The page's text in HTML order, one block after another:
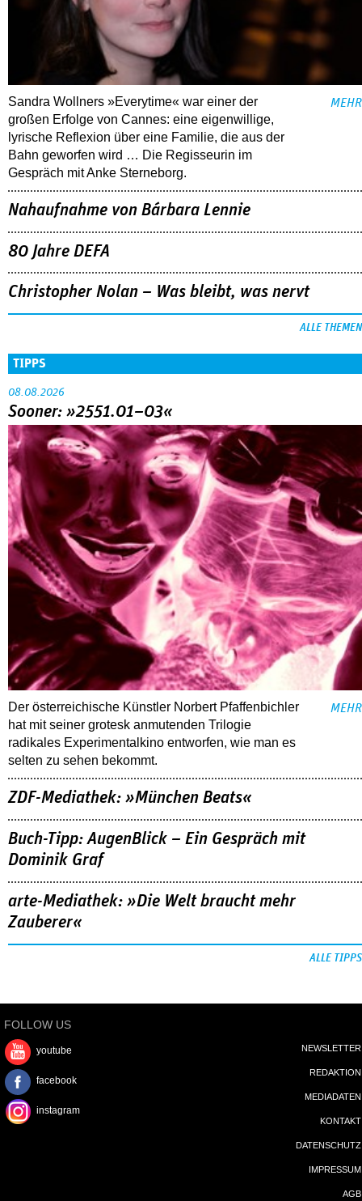
Sandra Wollners »Everytime« war einer der
großen Erfolge von Cannes: eine eigenwillige,
lyrische Reflexion über eine ­Familie, die aus der
Bahn geworfen wird … Die Regisseurin im
Gespräch mit Anke Sterneborg.
MEHR
Nahaufnahme von Bárbara Lennie
80 Jahre DEFA
Christopher Nolan – Was bleibt, was nervt
ALLE THEMEN
TIPPS
08.08.2026
Sooner: »2551.01–03«
Der österreichische Künstler Norbert Pfaffenbichler
hat mit seiner grotesk anmutenden Trilogie
radikales Experimentalkino entworfen, wie man es
selten zu sehen bekommt.
MEHR
ZDF-Mediathek: »München Beats«
Buch-Tipp: AugenBlick – Ein Gespräch mit
Dominik Graf
arte-Mediathek: »Die Welt braucht mehr
Zauberer«
ALLE TIPPS
FOLLOW US
youtube
facebook
instagram
NEWSLETTER
REDAKTION
MEDIADATEN
KONTAKT
DATENSCHUTZ
IMPRESSUM
AGB